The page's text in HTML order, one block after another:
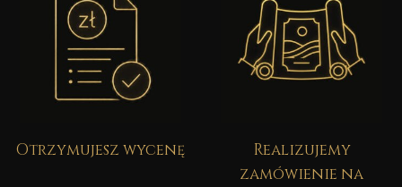
Otrzymujesz wycenę
Realizujemy
zamówienie na